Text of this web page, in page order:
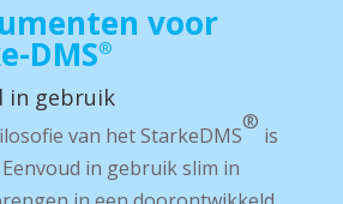
voor
DMS®
in gebruik
van het Starke­DMS
®
is
in gebruik slim in